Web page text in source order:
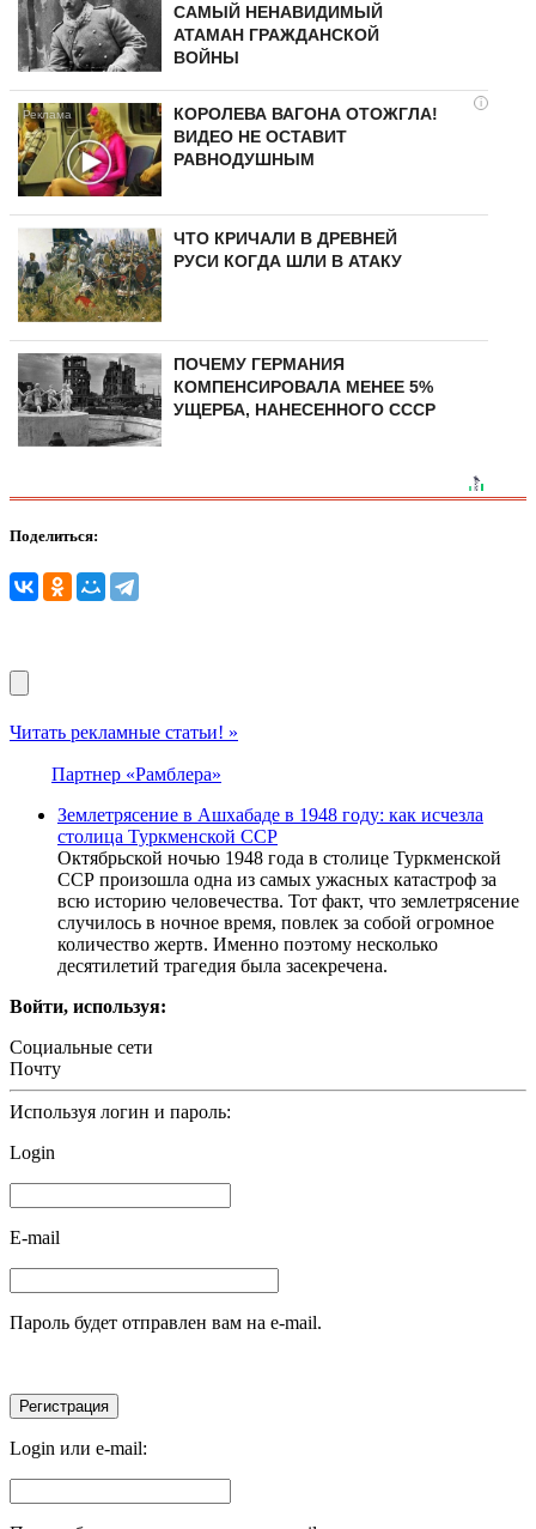
САМЫЙ НЕНАВИДИМЫЙ
АТАМАН ГРАЖДАНСКОЙ
ВОЙНЫ
i
КОРОЛЕВА ВАГОНА ОТОЖГЛА!
ВИДЕО НЕ ОСТАВИТ
РАВНОДУШНЫМ
ЧТО КРИЧАЛИ В ДРЕВНЕЙ
РУСИ КОГДА ШЛИ В АТАКУ
ПОЧЕМУ ГЕРМАНИЯ
КОМПЕНСИРОВАЛА МЕНЕЕ 5%
УЩЕРБА, НАНЕСЕННОГО СССР
Поделиться:
Читать рекламные статьи! »
Партнер «Рамблера»
Землетрясение в Ашхабаде в 1948 году: как исчезла
столица Туркменской ССР
Октябрьской ночью 1948 года в столице Туркменской
ССР произошла одна из самых ужасных катастроф за
всю историю человечества. Тот факт, что землетрясение
случилось в ночное время, повлек за собой огромное
количество жертв. Именно поэтому несколько
десятилетий трагедия была засекречена.
Войти, используя:
Социальные сети
Почту
Используя логин и пароль:
Login
E-mail
Пароль будет отправлен вам на e-mail.
Login или e-mail: